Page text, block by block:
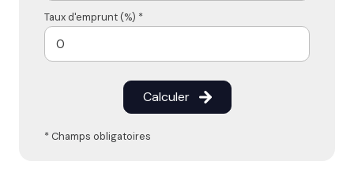
Taux d'emprunt (%) *
Calculer
* Champs obligatoires